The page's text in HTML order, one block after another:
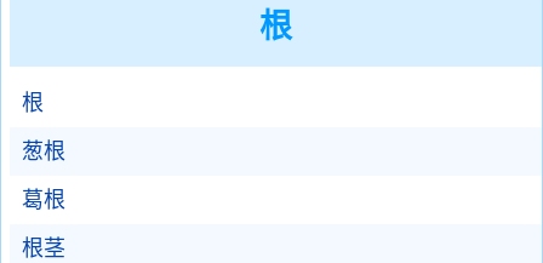
根
根
葱根
葛根
根茎